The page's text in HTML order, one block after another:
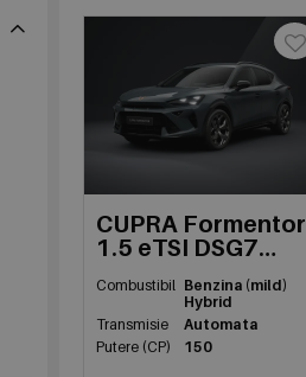
CUPRA Formentor
1.5 eTSI DSG7
Combustibil Benzina (mild)
Hybrid
Transmisie
Automata
Putere (CP)
150